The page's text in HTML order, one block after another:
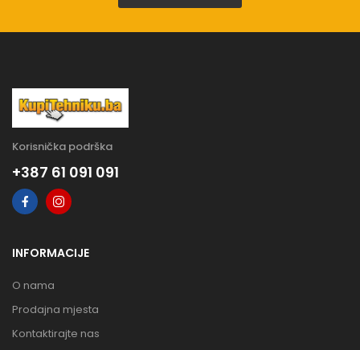
Korisnička podrška
+387 61 091 091
INFORMACIJE
O nama
Prodajna mjesta
Kontaktirajte nas